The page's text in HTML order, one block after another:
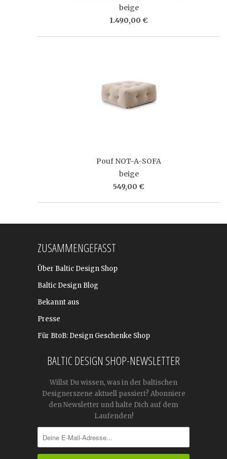
beige
1.490,00 €
Pouf NOT-A-SOFA
beige
549,00 €
ZUSAMMENGEFASST
Über Baltic Design Shop
Baltic Design Blog
Bekannt aus
Presse
Für BtoB: Design Geschenke Shop
BALTIC DESIGN SHOP-NEWSLETTER
Willst Du wissen, was in der baltischen
Designerszene aktuell passiert? Abonniere
den Newsletter und halte Dich auf dem
Laufenden!